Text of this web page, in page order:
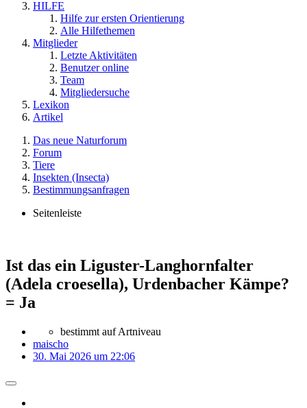
HILFE
Hilfe zur ersten Orientierung
Alle Hilfethemen
Mitglieder
Letzte Aktivitäten
Benutzer online
Team
Mitgliedersuche
Lexikon
Artikel
Das neue Naturforum
Forum
Tiere
Insekten (Insecta)
Bestimmungsanfragen
Seitenleiste
Ist das ein Liguster-Langhornfalter
(Adela croesella), Urdenbacher Kämpe?
= Ja
bestimmt auf Artniveau
maischo
30. Mai 2026 um 22:06